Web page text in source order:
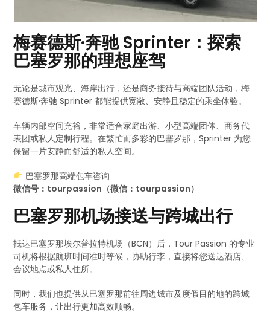
梅赛德斯·奔驰 Sprinter：探索
巴塞罗那的理想座驾
无论是城市观光、海岸出行，还是商务接待与高端团队活动，梅
赛德斯·奔驰 Sprinter 都能提供宽敞、安静且稳定的乘坐体验。
车辆内部空间充裕，非常适合家庭出游、小型高端团体、商务代
表团或私人定制行程。在繁忙而多彩的巴塞罗那，Sprinter 为您
保留一片安静而舒适的私人空间。
巴塞罗那高端包车咨询
微信号：tourpassion（微信：tourpassion）
巴塞罗那机场接送与跨城出行
抵达巴塞罗那埃尔普拉特机场（BCN）后，Tour Passion 的专业
司机将根据航班时间准时等候，协助行李，直接将您送达酒店、
会议地点或私人住所。
同时，我们也提供从巴塞罗那前往周边城市及度假目的地的跨城
包车服务，让出行更加高效顺畅。